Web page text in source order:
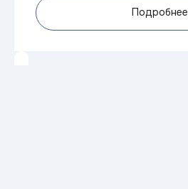
Подробнее